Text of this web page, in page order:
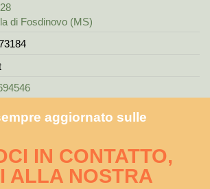
di Fosdinovo (MS)
aggiornato sulle
IN CONTATTO,
ALLA NOSTRA